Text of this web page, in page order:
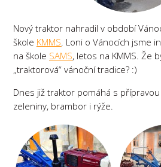
Nový traktor nahradil v období
škole KMMS. Loni o Vánocích jsme
na škole SAMS, letos na KMMS. Že
„traktorová“ vánoční tradice? :)
Dnes již traktor pomáhá s
zeleniny, brambor i rýže.